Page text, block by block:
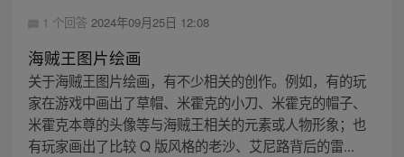
1 个回答 2024年09月25日 12:08
海贼王图片绘画
关于海贼王图片绘画，有不少相关的创作。例如，有的玩
家在游戏中画出了草帽、米霍克的小刀、米霍克的帽子、
米霍克本尊的头像等与海贼王相关的元素或人物形象；也
有玩家画出了比较 Q 版风格的老沙、艾尼路背后的雷...